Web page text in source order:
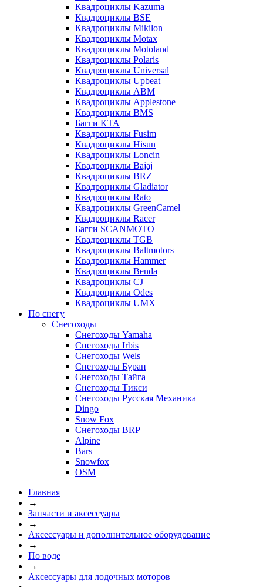
Квадроциклы Kazuma
Квадроциклы BSE
Квадроциклы Mikilon
Квадроциклы Motax
Квадроциклы Motoland
Квадроциклы Polaris
Квадроциклы Universal
Квадроциклы Upbeat
Квадроциклы ABM
Квадроциклы Applestone
Квадроциклы BMS
Багги KTA
Квадроциклы Fusim
Квадроциклы Hisun
Квадроциклы Loncin
Квадроциклы Bajaj
Квадроциклы BRZ
Квадроциклы Gladiator
Квадроциклы Rato
Квадроциклы GreenCamel
Квадроциклы Racer
Багги SCANMOTO
Квадроциклы TGB
Квадроциклы Baltmotors
Квадроциклы Hammer
Квадроциклы Benda
Квадроциклы CJ
Квадроциклы Odes
Квадроциклы UMX
По снегу
Снегоходы
Снегоходы Yamaha
Снегоходы Irbis
Снегоходы Wels
Снегоходы Буран
Снегоходы Тайга
Снегоходы Тикси
Снегоходы Русская Механика
Dingo
Snow Fox
Снегоходы BRP
Alpine
Bars
Snowfox
OSM
Главная
→
Запчасти и аксессуары
→
Аксессуары и дополнительное оборудование
→
По воде
→
Аксессуары для лодочных моторов